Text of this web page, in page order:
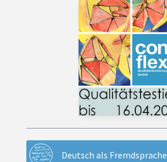
Deutsch als Fremdsprache